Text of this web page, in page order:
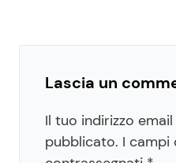
Lascia un
Il tuo indirizzo
pubblicato. I campi